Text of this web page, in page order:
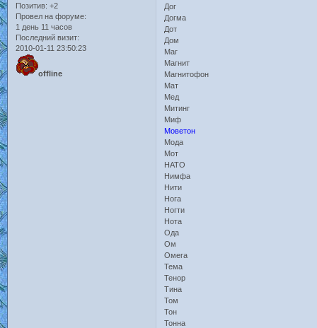
Позитив: +2
Провел на форуме:
1 день 11 часов
Последний визит:
2010-01-11 23:50:23
offline
Дог
Догма
Дот
Дом
Маг
Магнит
Магнитофон
Мат
Мед
Митинг
Миф
Моветон
Мода
Мот
НАТО
Нимфа
Нити
Нога
Ногти
Нота
Ода
Ом
Омега
Тема
Тенор
Тина
Том
Тон
Тонна